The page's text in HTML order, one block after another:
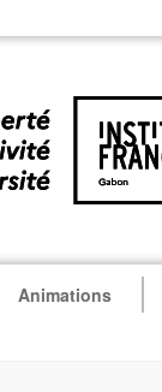
Animations